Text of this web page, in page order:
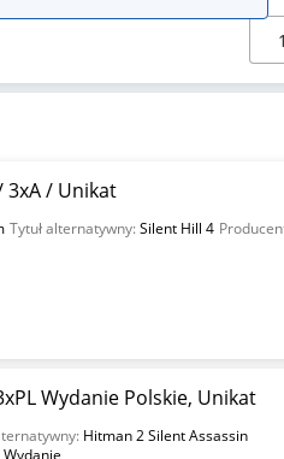
3xA / Unikat
Tytuł alternatywny:Silent Hill 4
Wydanie Polskie, Unikat
Hitman 2 Silent Assassin
Wydanie